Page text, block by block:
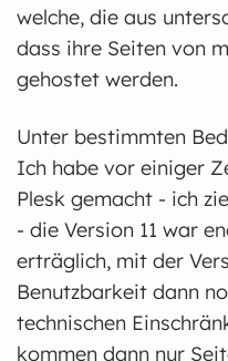
welche, die aus
dass ihre Seiten von
gehostet werden.
Unter bestimmten
Ich habe vor einiger
Plesk gemacht - ich
- die Version 11 war
erträglich, mit der
Benutzbarkeit dann
technischen
kommen dann nur